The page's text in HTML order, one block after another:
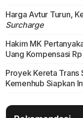
Harga Avtur Turun,
Surcharge
Hakim MK
Uang Kompensasi
Proyek Kereta Trans
Kemenhub Siapkan